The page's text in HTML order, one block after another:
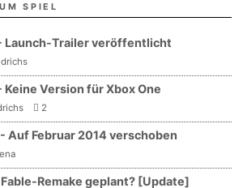
SPIEL
Launch-Trailer veröffentlicht
Version für Xbox One
2
Auf Februar 2014 verschoben
Remake geplant? [Update]